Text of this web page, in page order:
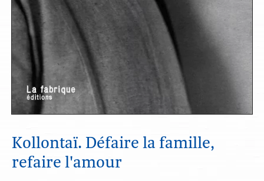
Kollontaï. Défaire la famille,
refaire l'amour